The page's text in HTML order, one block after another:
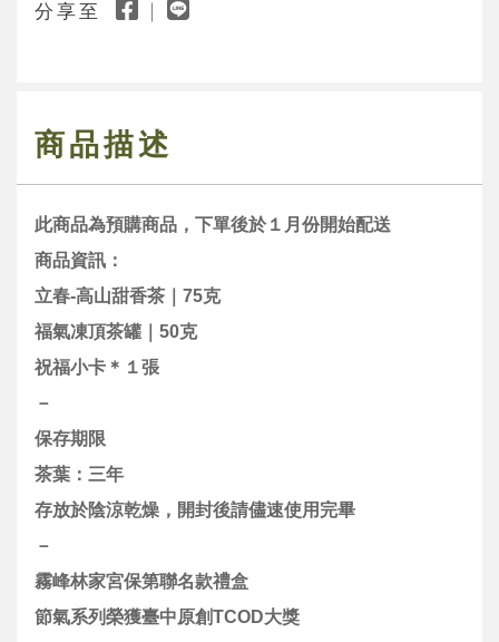
分享至
商品描述
此商品為預購商品，下單後於１月份開始配送
商品資訊：
立春-高山甜香茶｜75克
福氣凍頂茶罐｜50克
祝福小卡＊１張
－
保存期限
茶葉：三年
存放於陰涼乾燥，開封後請儘速使用完畢
－
霧峰林家宮保第聯名款禮盒
節氣系列榮獲臺中原創TCOD大獎